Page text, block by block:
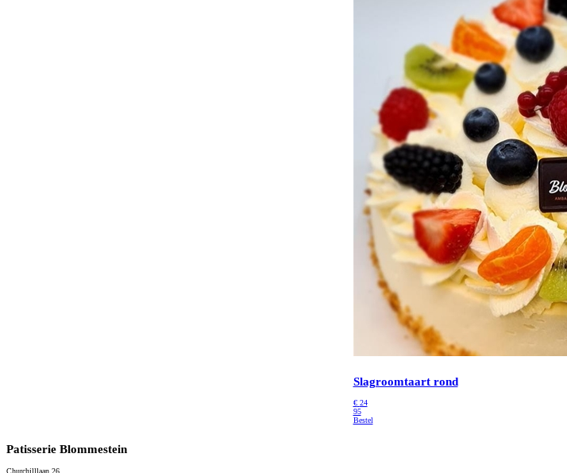
Slagroomtaart rond
€ 24
95
Bestel
Patisserie Blommestein
Churchilllaan 26